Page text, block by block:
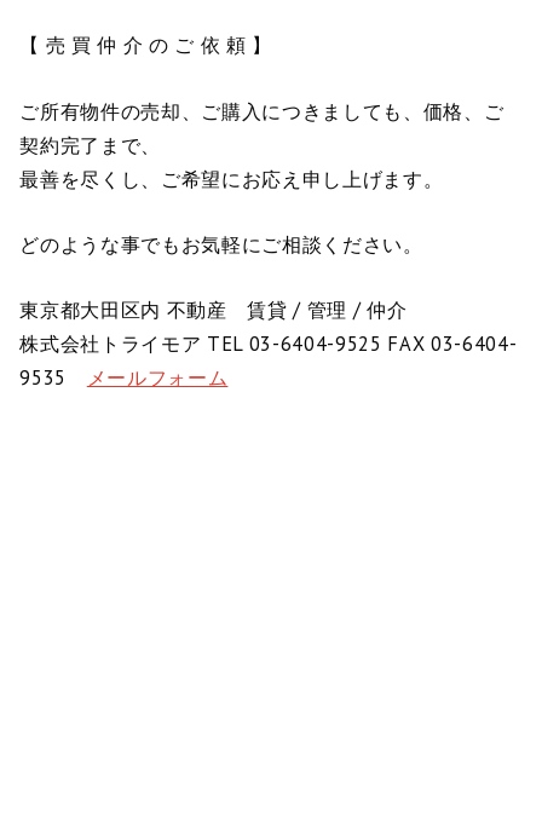
【 売 買 仲 介 の ご 依 頼 】
ご所有物件の売却、ご購入につきましても、価格、ご
契約完了まで、
最善を尽くし、ご希望にお応え申し上げます。
どのような事でもお気軽にご相談ください。
東京都大田区内 不動産 賃貸 / 管理 / 仲介
株式会社トライモア TEL 03-6404-9525 FAX 03-6404-
9535
メールフォーム